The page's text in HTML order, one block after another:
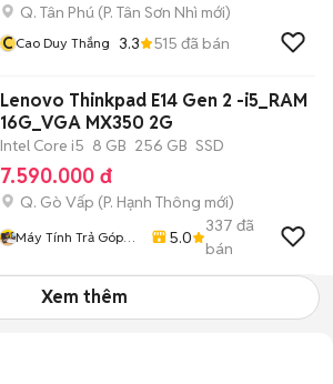
Q. Tân Phú (P. Tân Sơn Nhì mới)
CCao Duy Thắng 3.3 515 đã bán
Lenovo Thinkpad E14 Gen 2 -i5_RAM
16G_VGA MX350 2G
Intel Core i5 8 GB 256 GB SSD
7.590.000 đ
Q. Gò Vấp (P. Hạnh Thông mới)
Máy Tính Trả Góp
5.0
337 đã
bán
Xem thêm